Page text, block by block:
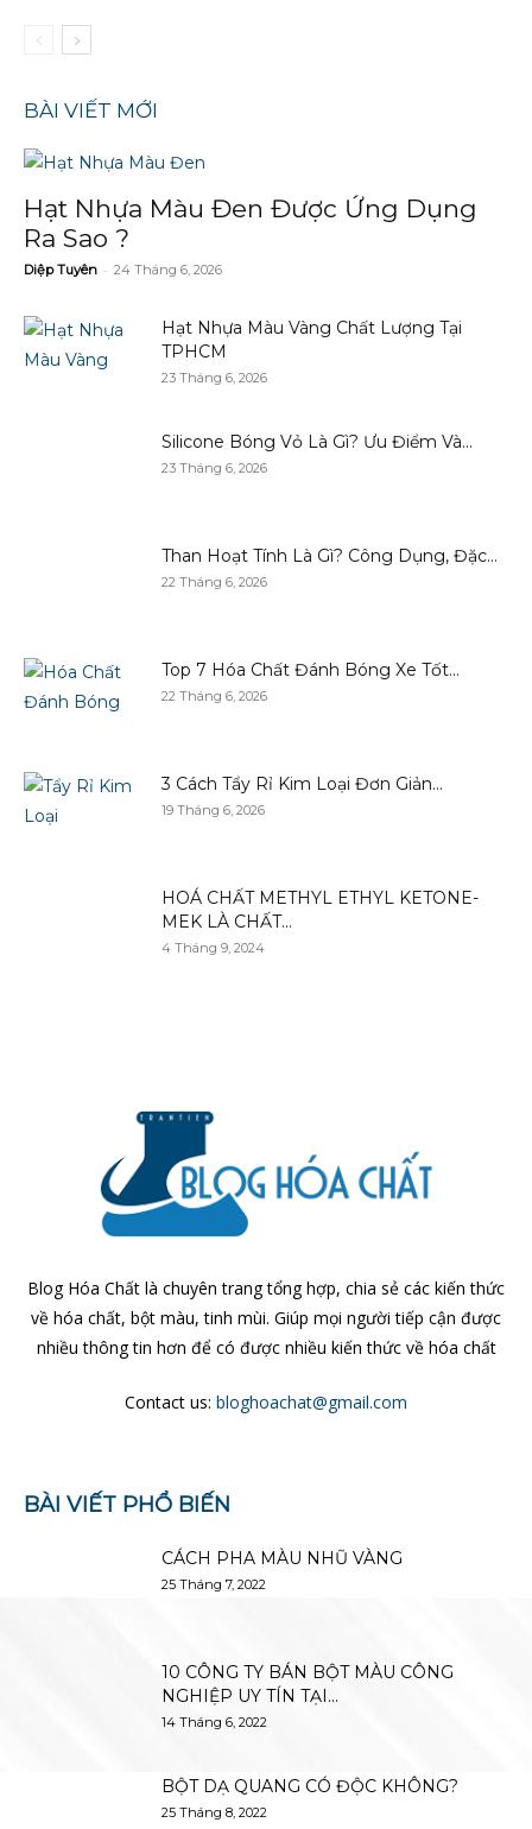
BÀI VIẾT MỚI
Hạt Nhựa Màu Đen Được Ứng Dụng
Ra Sao ?
Diệp Tuyên - 24 Tháng 6, 2026
Hạt Nhựa Màu Vàng Chất Lượng Tại
TPHCM
23 Tháng 6, 2026
Silicone Bóng Vỏ Là Gì? Ưu Điểm Và...
23 Tháng 6, 2026
Than Hoạt Tính Là Gì? Công Dụng, Đặc...
22 Tháng 6, 2026
Top 7 Hóa Chất Đánh Bóng Xe Tốt...
22 Tháng 6, 2026
3 Cách Tẩy Rỉ Kim Loại Đơn Giản...
19 Tháng 6, 2026
HOÁ CHẤT METHYL ETHYL KETONE-
MEK LÀ CHẤT...
4 Tháng 9, 2024
Blog Hóa Chất là chuyên trang tổng hợp, chia sẻ các kiến thức
về hóa chất, bột màu, tinh mùi. Giúp mọi người tiếp cận được
nhiều thông tin hơn để có được nhiều kiến thức về hóa chất
Contact us: bloghoachat@gmail.com
BÀI VIẾT PHỔ BIẾN
CÁCH PHA MÀU NHŨ VÀNG
25 Tháng 7, 2022
10 CÔNG TY BÁN BỘT MÀU CÔNG
NGHIỆP UY TÍN TẠI...
14 Tháng 6, 2022
BỘT DẠ QUANG CÓ ĐỘC KHÔNG?
25 Tháng 8, 2022